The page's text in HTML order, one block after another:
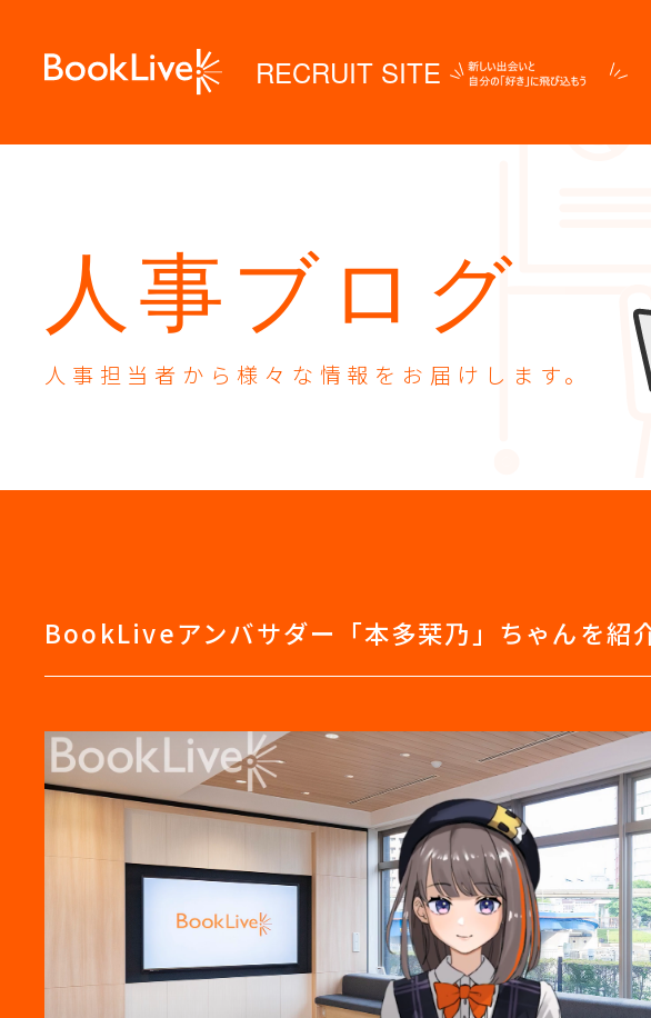
RECRUIT SITE
人事ブログ
人事担当者から様々な 情報をお届けします。
BookLiveアンバサダー「本多栞乃」ちゃんを紹